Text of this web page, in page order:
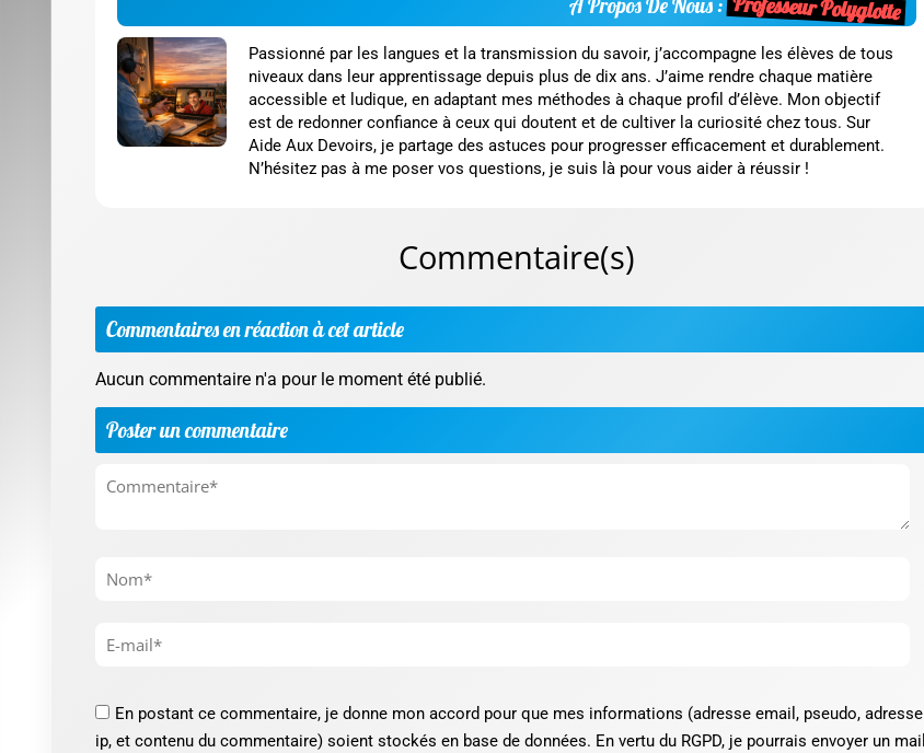
Professeur Polyglotte
Passionné par les langues et la transmission du savoir, j’accompagne les élèves de tous
niveaux dans leur apprentissage depuis plus de dix ans. J’aime rendre chaque matière
accessible et ludique, en adaptant mes méthodes à chaque profil d’élève. Mon objectif
est de redonner confiance à ceux qui doutent et de cultiver la curiosité chez tous. Sur
Aide Aux Devoirs, je partage des astuces pour progresser efficacement et durablement.
N’hésitez pas à me poser vos questions, je suis là pour vous aider à réussir !
Commentaire(s)
Commentaires en réaction à cet article
Aucun commentaire n'a pour le moment été publié.
Poster un commentaire
En postant ce commentaire, je donne mon accord pour que mes informations (adresse email, pseudo, adresse
ip, et contenu du commentaire) soient stockés en base de données. En vertu du RGPD, je pourrais envoyer un mail